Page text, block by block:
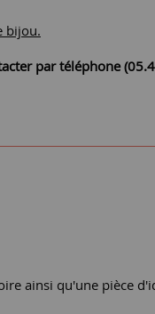
bijou.
par téléphone
ainsi qu'une pièce